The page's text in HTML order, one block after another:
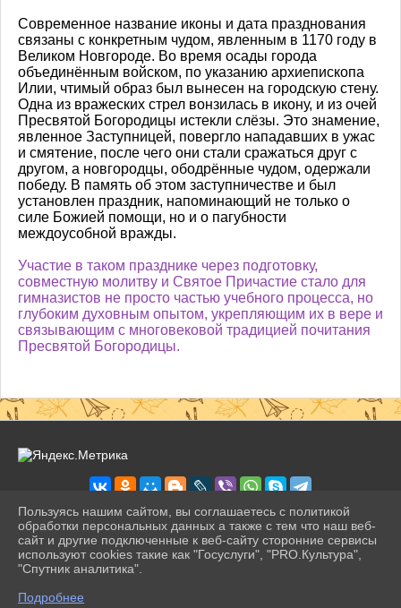
Современное название иконы и дата празднования
связаны с конкретным чудом, явленным в 1170 году в
Великом Новгороде. Во время осады города
объединённым войском, по указанию архиепископа
Илии, чтимый образ был вынесен на городскую стену.
Одна из вражеских стрел вонзилась в икону, и из очей
Пресвятой Богородицы истекли слёзы. Это знамение,
явленное Заступницей, повергло нападавших в ужас
и смятение, после чего они стали сражаться друг с
другом, а новгородцы, ободрённые чудом, одержали
победу. В память об этом заступничестве и был
установлен праздник, напоминающий не только о
силе Божией помощи, но и о пагубности
междоусобной вражды.
Участие в таком празднике через подготовку,
совместную молитву и Святое Причастие стало для
гимназистов не просто частью учебного процесса, но
глубоким духовным опытом, укрепляющим их в вере и
связывающим с многовековой традицией почитания
Пресвятой Богородицы.
2026 г. pravogimn.ru
Вход
Карта сайта
Политика обработки персональных данных
Пользуясь нашим сайтом, вы соглашаетесь с политикой
обработки персональных данных а также с тем что наш веб-
сайт и другие подключенные к веб-сайту сторонние сервисы
используют cookies такие как "Госуслуги", "PRO.Культура",
"Спутник аналитика".
Подробнее